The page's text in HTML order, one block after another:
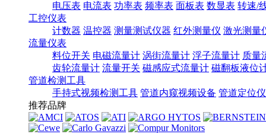
电压表 电流表 功率表 频率表 面板表 数显表 转速/
工控仪表
计数器 温控器 测量测试仪器 红外测量仪 激光测量
流量仪表
料位开关 电磁流量计 涡街流量计 浮子流量计 质量
齿轮流量计 流量开关 磁感应式流量计 磁翻板液位
管道检测工具
手持式视频检测工具 管道内窥视频设备 管道定位仪
推荐品牌